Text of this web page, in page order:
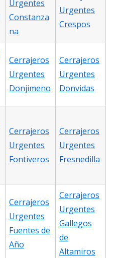
Urgentes
Constanza
na
Urgentes
Crespos
Cerrajeros
Urgentes
Donjimeno
Cerrajeros
Urgentes
Donvidas
Cerrajeros
Urgentes
Fontiveros
Cerrajeros
Urgentes
Fresnedilla
Cerrajeros
Urgentes
Fuentes de
Año
Cerrajeros
Urgentes
Gallegos
de
Altamiros